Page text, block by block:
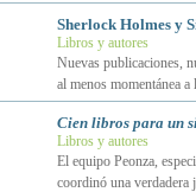
Sherlock Holmes y
Libros y autores
Nuevas publicaciones,
al menos momentánea
Cien libros para un
Libros y autores
El equipo Peonza,
coordinó una verdadera